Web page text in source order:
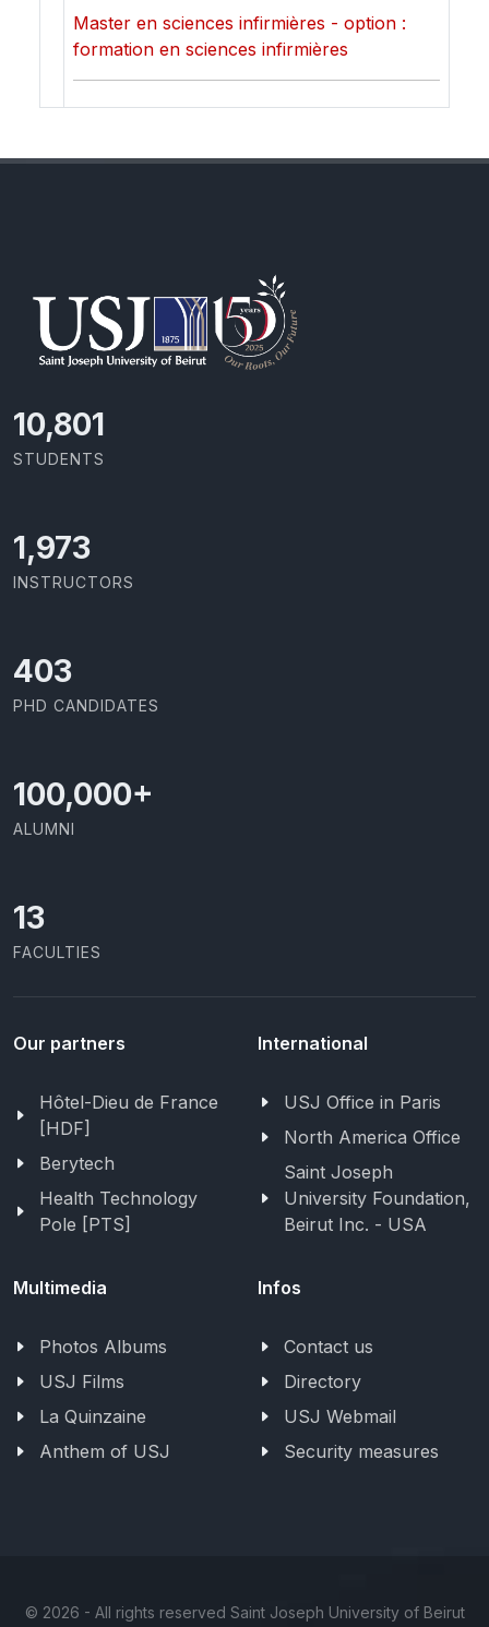
Master en sciences infirmières - option :
formation en sciences infirmières
11,418
STUDENTS
2,086
INSTRUCTORS
426
PHD CANDIDATES
100,000+
ALUMNI
13
FACULTIES
Our partners
Hôtel-Dieu de France
[HDF]
Berytech
Health Technology
Pole [PTS]
International
USJ Office in Paris
North America Office
Saint Joseph
University Foundation,
Beirut Inc. - USA
Multimedia
Photos Albums
USJ Films
La Quinzaine
Anthem of USJ
Infos
Contact us
Directory
USJ Webmail
Security measures
© 2026 - All rights reserved Saint Joseph University of Beirut